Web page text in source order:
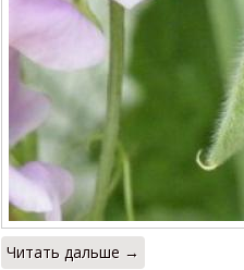
Читать дальше →